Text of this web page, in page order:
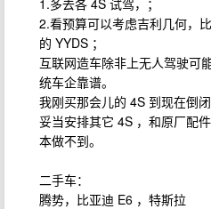
1.多去各 4S 试驾，；
2.看预算可以考虑吉利几何，
的 YYDS ；
互联网造车除非上无人驾驶可
统车企靠谱。
我刚买那会儿的 4S 到现在倒
妥当安排其它 4S ，和原厂配
本做不到。
二手车：
腾势，比亚迪 E6 ，特斯拉